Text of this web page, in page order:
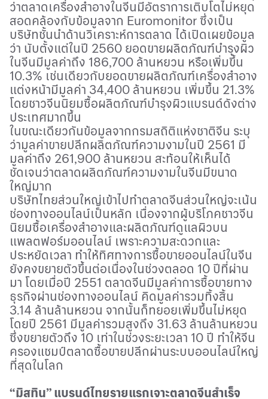
ว่าตลาดเครื่องสำอางในจีนมีอัตราการเติบโตไม่หยุด
สอดคล้องกับข้อมูลจาก Euromonitor ซึ่งเป็น
บริษัทชั้นนำด้านวิเคราะห์การตลาด ได้เปิดเผยข้อมูล
ว่า นับตั้งแต่ในปี 2560 ยอดขายผลิตภัณฑ์บำรุงผิว
ในจีนมีมูลค่าถึง 186,700 ล้านหยวน หรือเพิ่มขึ้น
10.3% เช่นเดียวกับยอดขายผลิตภัณฑ์เครื่องสำอาง
แต่งหน้ามีมูลค่า 34,400 ล้านหยวน เพิ่มขึ้น 21.3%
โดยชาวจีนนิยมซื้อผลิตภัณฑ์บำรุงผิวแบรนด์ดังต่าง
ประเทศมากขึ้น
ในขณะเดียวกันข้อมูลจากกรมสถิติแห่งชาติจีน ระบุ
ว่ามูลค่าขายปลีกผลิตภัณฑ์ความงามในปี 2561 มี
มูลค่าถึง 261,900 ล้านหยวน สะท้อนให้เห็นได้
ชัดเจนว่าตลาดผลิตภัณฑ์ความงามในจีนมีขนาด
ใหญ่มาก
บริษัทไทยส่วนใหญ่เข้าไปทำตลาดจีนส่วนใหญ่จะเน้น
ช่องทางออนไลน์เป็นหลัก เนื่องจากผู้บริโภคชาวจีน
นิยมซื้อเครื่องสำอางและผลิตภัณฑ์ดูแลผิวบน
แพลตฟอร์มออนไลน์ เพราะความสะดวกและ
ประหยัดเวลา ทำให้ทิศทางการซื้อขายออนไลน์ในจีน
ยังคงขยายตัวขึ้นต่อเนื่องในช่วงตลอด 10 ปีที่ผ่าน
มา โดยเมื่อปี 2551 ตลาดจีนมีมูลค่าการซื้อขายทาง
ธุรกิจผ่านช่องทางออนไลน์ คิดมูลค่ารวมทิ้งสิ้น
3.14 ล้านล้านหยวน จากนั้นก็ทยอยเพิ่มขึ้นไม่หยุด
โดยปี 2561 มีมูลค่ารวมสูงถึง 31.63 ล้านล้านหยวน
ซึ่งขยายตัวถึง 10 เท่าในช่วงระยะเวลา 10 ปี ทำให้จีน
ครองแชมป์ตลาดซื้อขายปลีกผ่านระบบออนไลน์ใหญ่
ที่สุดในโลก
“มิสทิน” แบรนด์ไทยรายแรกเจาะตลาดจีนสำเร็จ